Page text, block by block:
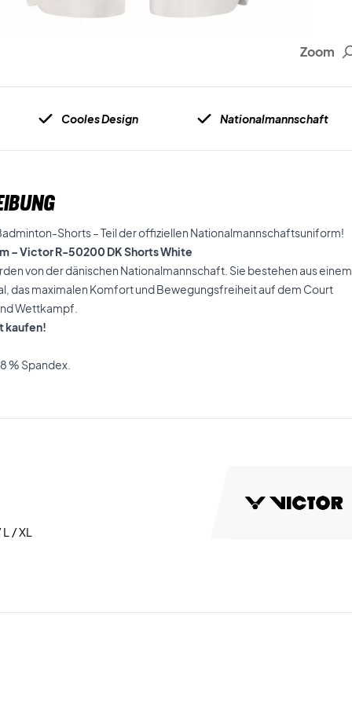
Zoom
Cooles Design Nationalmannschaft
Shorts – Teil der offiziellen Nationalmannschaftsuniform!
– Victor R-50200 DK Shorts White
von der dänischen Nationalmannschaft. Sie bestehen aus einem
das maximalen Komfort und Bewegungsfreiheit auf dem Court
Wettkampf.
kaufen!
% Spandex.
/ XL